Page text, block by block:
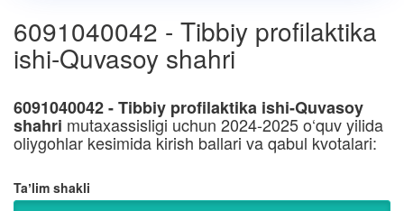
6091040042 - Tibbiy profilaktika
ishi-Quvasoy shahri
6091040042 - Tibbiy profilaktika ishi-Quvasoy
shahri mutaxassisligi uchun 2024-2025 o‘quv yilida
oliygohlar kesimida kirish ballari va qabul kvotalari:
Taʼlim shakli